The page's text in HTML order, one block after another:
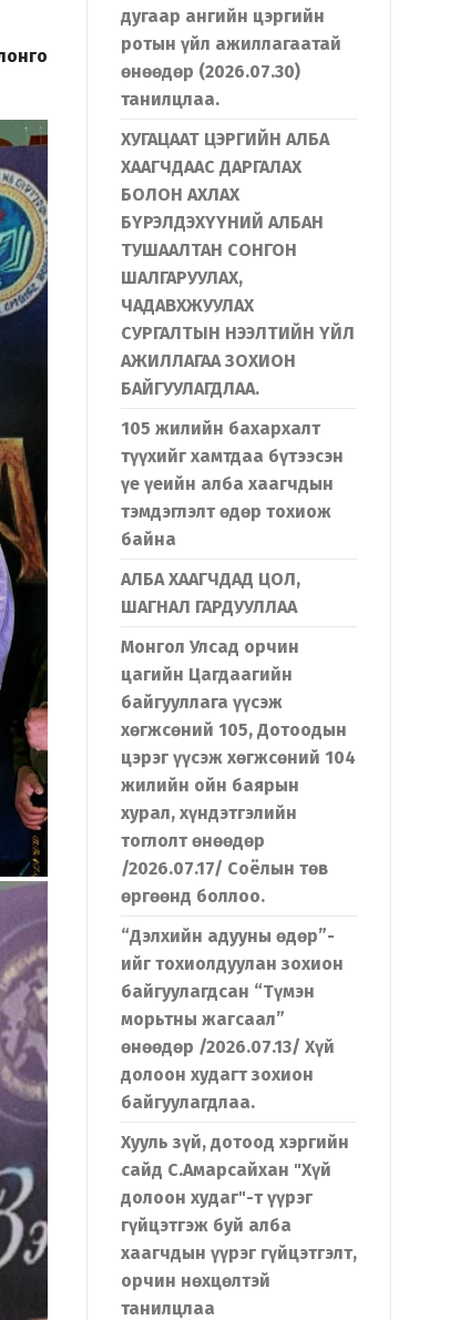
дугаар ангийн цэргийн
ротын үйл ажиллагаатай
өнөөдөр (2026.07.30)
танилцлаа.
ХУГАЦААТ ЦЭРГИЙН АЛБА
ХААГЧДААС ДАРГАЛАХ
БОЛОН АХЛАХ
БҮРЭЛДЭХҮҮНИЙ АЛБАН
ТУШААЛТАН СОНГОН
ШАЛГАРУУЛАХ,
ЧАДАВХЖУУЛАХ
СУРГАЛТЫН НЭЭЛТИЙН ҮЙЛ
АЖИЛЛАГАА ЗОХИОН
БАЙГУУЛАГДЛАА.
105 жилийн бахархалт
түүхийг хамтдаа бүтээсэн
үе үеийн алба хаагчдын
тэмдэглэлт өдөр тохиож
байна
АЛБА ХААГЧДАД ЦОЛ,
ШАГНАЛ ГАРДУУЛЛАА
Монгол Улсад орчин
цагийн Цагдаагийн
байгууллага үүсэж
хөгжсөний 105, Дотоодын
цэрэг үүсэж хөгжсөний 104
жилийн ойн баярын
хурал, хүндэтгэлийн
тоглолт өнөөдөр
/2026.07.17/ Соёлын төв
өргөөнд боллоо.
“Дэлхийн адууны өдөр”-
ийг тохиолдуулан зохион
байгуулагдсан “Түмэн
морьтны жагсаал”
өнөөдөр /2026.07.13/ Хүй
долоон худагт зохион
байгуулагдлаа.
Хууль зүй, дотоод хэргийн
сайд С.Амарсайхан "Хүй
долоон худаг"-т үүрэг
гүйцэтгэж буй алба
хаагчдын үүрэг гүйцэтгэлт,
орчин нөхцөлтэй
танилцлаа